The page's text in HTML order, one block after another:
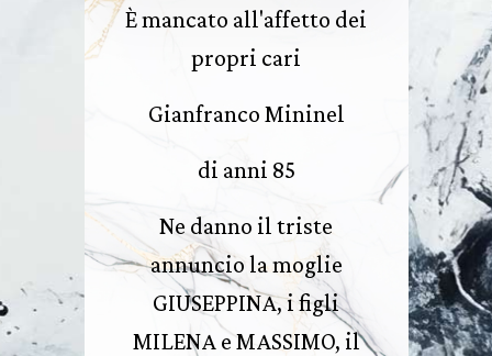
È mancato all'affetto dei
propri cari
Gianfranco Mininel
di anni 85
Ne danno il triste
annuncio la moglie
GIUSEPPINA, i figli
MILENA e MASSIMO, il